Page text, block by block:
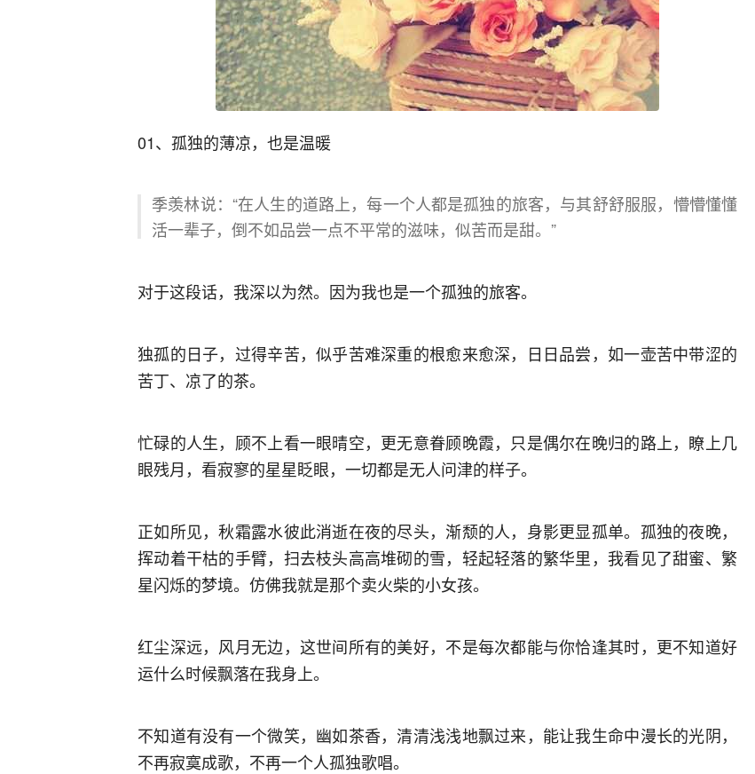
01、孤独的薄凉，也是温暖
季羡林说：“在人生的道路上，每一个人都是孤独的旅客，与其舒舒服服，懵懵懂懂
活一辈子，倒不如品尝一点不平常的滋味，似苦而是甜。”
对于这段话，我深以为然。因为我也是一个孤独的旅客。
独孤的日子，过得辛苦，似乎苦难深重的根愈来愈深，日日品尝，如一壶苦中带涩的
苦丁、凉了的茶。
忙碌的人生，顾不上看一眼晴空，更无意眷顾晚霞，只是偶尔在晚归的路上，瞭上几
眼残月，看寂寥的星星眨眼，一切都是无人问津的样子。
正如所见，秋霜露水彼此消逝在夜的尽头，渐颓的人，身影更显孤单。孤独的夜晚，
挥动着干枯的手臂，扫去枝头高高堆砌的雪，轻起轻落的繁华里，我看见了甜蜜、繁
星闪烁的梦境。仿佛我就是那个卖火柴的小女孩。 ​​​
红尘深远，风月无边，这世间所有的美好，不是每次都能与你恰逢其时，更不知道好
运什么时候飘落在我身上。
不知道有没有一个微笑，幽如茶香，清清浅浅地飘过来，能让我生命中漫长的光阴，
不再寂寞成歌，不再一个人孤独歌唱。